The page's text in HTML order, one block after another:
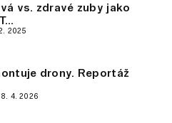
vs. zdravé zuby jako
2025
drony. Reportáž
8. 4. 2026